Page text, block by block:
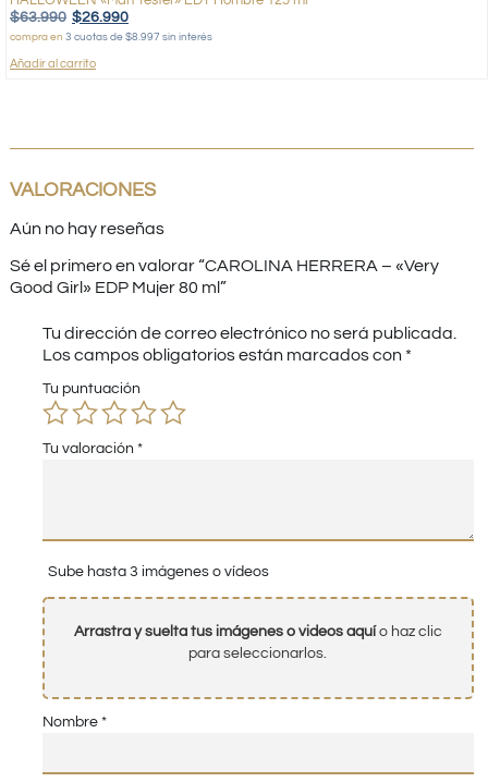
$63.990 $26.990
compra en 3 cuotas de $8.997 sin interés
Añadir al carrito
VALORACIONES
Aún no hay reseñas
Sé el primero en valorar “CAROLINA HERRERA – «Very
Good Girl» EDP Mujer 80 ml”
Tu dirección de correo electrónico no será publicada.
Los campos obligatorios están marcados con *
Tu puntuación
Tu valoración *
Sube hasta 3 imágenes o vídeos
Arrastra y suelta tus imágenes o videos aquío haz clic
para seleccionarlos.
Nombre *